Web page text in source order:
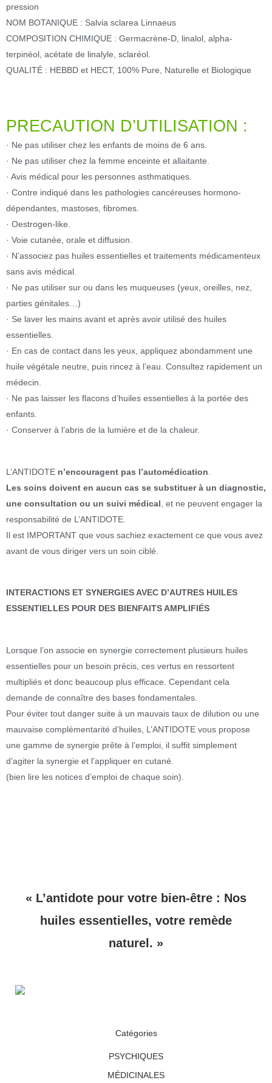
pression
NOM BOTANIQUE : Salvia sclarea Linnaeus
COMPOSITION CHIMIQUE : Germacrène-D, linalol, alpha-
terpinéol, acétate de linalyle, sclaréol.
QUALITÉ : HEBBD et HECT, 100% Pure, Naturelle et Biologique
PRECAUTION D’UTILISATION :
· Ne pas utiliser chez les enfants de moins de 6 ans.
· Ne pas utiliser chez la femme enceinte et allaitante.
· Avis médical pour les personnes asthmatiques.
· Contre indiqué dans les pathologies cancéreuses hormono-
dépendantes, mastoses, fibromes.
· Oestrogen-like.
· Voie cutanée, orale et diffusion.
· N’associez pas huiles essentielles et traitements médicamenteux
sans avis médical.
· Ne pas utiliser sur ou dans les muqueuses (yeux, oreilles, nez,
parties génitales…)
· Se laver les mains avant et après avoir utilisé des huiles
essentielles.
· En cas de contact dans les yeux, appliquez abondamment une
huile végétale neutre, puis rincez à l’eau. Consultez rapidement un
médecin.
· Ne pas laisser les flacons d’huiles essentielles à la portée des
enfants.
· Conserver à l’abris de la lumière et de la chaleur.
L’ANTIDOTE n’encouragent pas l’automédication
Les soins doivent en aucun cas se substituer à un diagnostic,
une consultation ou un suivi médical , et ne peuvent engager la
responsabilité de L’ANTIDOTE.
Il est IMPORTANT que vous sachiez exactement ce que vous avez
avant de vous diriger vers un soin ciblé.
INTERACTIONS ET SYNERGIES AVEC D’AUTRES HUILES
ESSENTIELLES POUR DES BIENFAITS AMPLIFIÉS
Lorsque l’on associe en synergie correctement plusieurs huiles
essentielles pour un besoin précis, ces vertus en ressortent
multipliés et donc beaucoup plus efficace. Cependant cela
demande de connaître des bases fondamentales.
Pour éviter tout danger suite à un mauvais taux de dilution ou une
mauvaise complémentarité d’huiles, L’ANTIDOTE vous propose
une gamme de synergie prête à l’emploi, il suffit simplement
d’agiter la synergie et l’appliquer en cutané.
(bien lire les notices d’emploi de chaque soin).
« L’antidote pour votre bien-être : Nos
huiles essentielles, votre remède
naturel. »
Catégories
PSYCHIQUES
MÉDICINALES